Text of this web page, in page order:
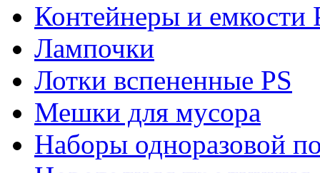
Контейнеры и емкости
Лампочки
Лотки вспененные PS
Мешки для мусора
Наборы одноразовой